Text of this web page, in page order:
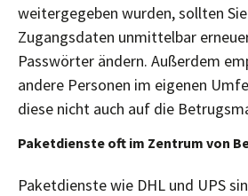
weitergegeben wurden, sollten
Zugangsdaten unmittelbar
Passwörter ändern. Außerdem
andere Personen im eigenen
diese nicht auch auf die
Paketdienste oft im Zentrum von
Paketdienste wie DHL und UPS